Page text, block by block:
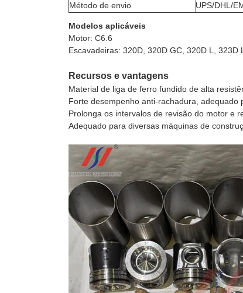
Método de envio
UPS/DHL/
Modelos aplicáveis
Motor: C6.6
Escavadeiras: 320D, 320D GC, 320D L, 323D L
Recursos e vantagens
Material de liga de ferro fundido de alta
Forte desempenho anti-rachadura, adequado
Prolonga os intervalos de revisão do motor e
Adequado para diversas máquinas de